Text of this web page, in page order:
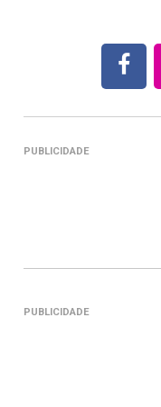
PUBLICIDADE
PUBLICIDADE